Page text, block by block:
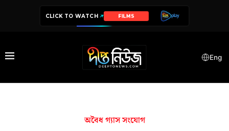
CLICK TO WATCH FILMS
Eng
অবৈধ গ্যাস সংযোগ